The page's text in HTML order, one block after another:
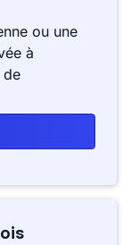
ou une
à
de